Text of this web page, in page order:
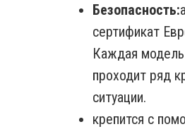
Безопасность:
cертификат
Каждая модель
проходит ряд
ситуации.
крепится с